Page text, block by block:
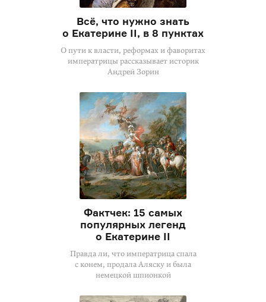
Всё, что нужно знать
о Екатерине II, в 8 пунктах
О пути к власти, реформах и фаворитах
императрицы рассказывает историк
Андрей Зорин
Фактчек: 15 самых
популярных легенд
о Екатерине II
Правда ли, что императрица спала
с конем, продала Аляску и была
немецкой шпионкой